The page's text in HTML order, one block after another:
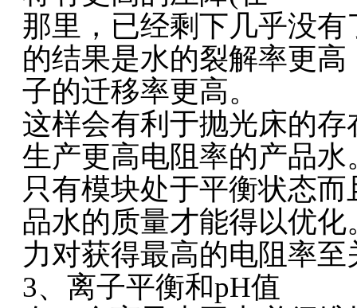
那里，已经剩下几乎没
的结果是水的裂解率更
子的迁移率更高。
这样会有利于抛光床的
生产更高电阻率的产品水
只有模块处于平衡状态
品水的质量才能得以优
力对获得最高的电阻率至
3、离子平衡和pH值